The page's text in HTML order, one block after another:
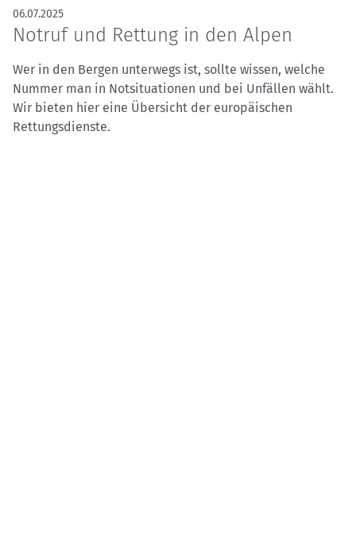
06.07.2025
Notruf und Rettung in den Alpen
Wer in den Bergen unterwegs ist, sollte wissen, welche
Nummer man in Notsituationen und bei Unfällen wählt.
Wir bieten hier eine Übersicht der europäischen
Rettungsdienste.